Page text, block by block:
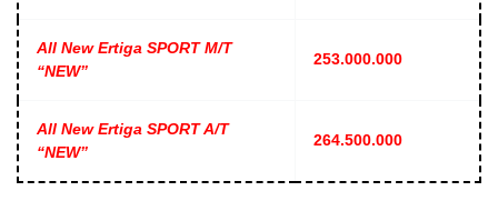
All New Ertiga SPORT M/T
“NEW”
253.000.000
All New Ertiga SPORT A/T
“NEW”
264.500.000